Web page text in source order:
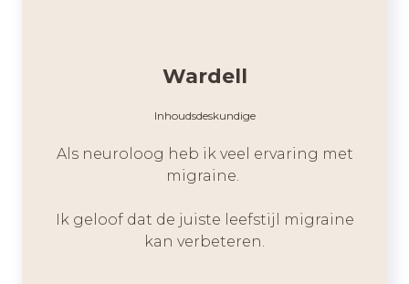
Wardell
Inhoudsdeskundige
Als neuroloog heb ik veel ervaring met
migraine.
Ik geloof dat de juiste leefstijl migraine
kan verbeteren.